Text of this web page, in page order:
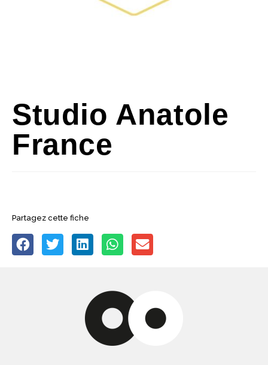
Studio Anatole
France
Partagez cette fiche